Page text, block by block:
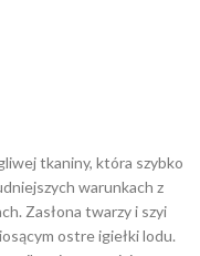
tkaniny, która szybko
warunkach z
Zasłona twarzy i szyi
ostre igiełki lodu.